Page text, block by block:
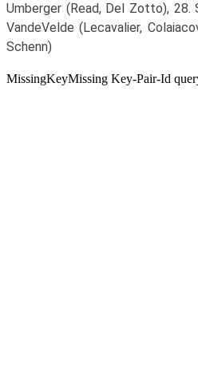
Umberger (Read, Del Zotto), 28.
VandeVelde (Lecavalier,
Schenn)